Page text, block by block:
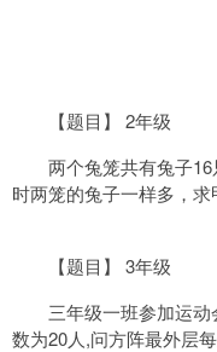
【题目】 2年级
两个兔笼共有兔子16
时两笼的兔子一样多，
【题目】 3年级
三年级一班参加运动
数为20人,问方阵最外层